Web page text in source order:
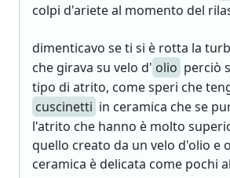
colpi d'ariete al momento del
dimenticavo se ti si è rotta la
che girava su velo d' olio perciò
tipo di atrito, come speri che
cuscinetti in ceramica che se
l'atrito che hanno è molto
quello creato da un velo d'olio e
ceramica è delicata come pochi